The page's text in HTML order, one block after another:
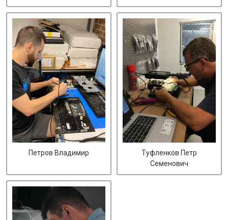
Петров Владимир
Туфленков Петр
Семенович